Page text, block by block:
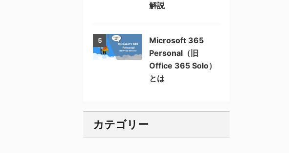
解説
5
Microsoft 365
Personal（旧
Office 365 Solo）
とは
カテゴリー